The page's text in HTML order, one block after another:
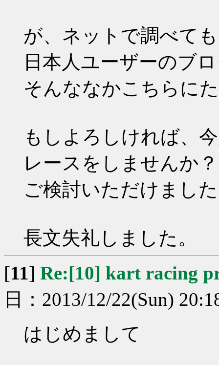
が、ネットで調べて
日本人ユーザーのブ
そんななかこちらに
もしよろしければ、
レースをしませんか？
ご検討いただけまし
長文失礼しました。
[11] Re:[10] kart racing
日：2013/12/22(Sun)
はじめまして